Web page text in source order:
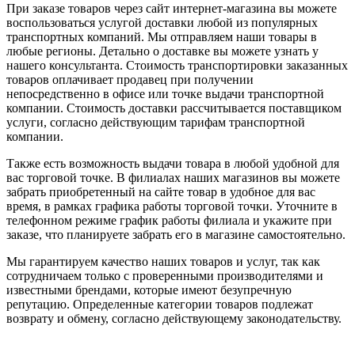
При заказе товаров через сайт интернет-магазина вы можете
воспользоваться услугой доставки любой из популярных
транспортных компаний. Мы отправляем наши товары в
любые регионы. Детально о доставке вы можете узнать у
нашего консультанта. Стоимость транспортировки заказанных
товаров оплачивает продавец при получении
непосредственно в офисе или точке выдачи транспортной
компании. Стоимость доставки рассчитывается поставщиком
услуги, согласно действующим тарифам транспортной
компании.
Также есть возможность выдачи товара в любой удобной для
вас торговой точке. В филиалах наших магазинов вы можете
забрать приобретенный на сайте товар в удобное для вас
время, в рамках графика работы торговой точки. Уточните в
телефонном режиме график работы филиала и укажите при
заказе, что планируете забрать его в магазине самостоятельно.
Мы гарантируем качество наших товаров и услуг, так как
сотрудничаем только с проверенными производителями и
известными брендами, которые имеют безупречную
репутацию. Определенные категории товаров подлежат
возврату и обмену, согласно действующему законодательству.